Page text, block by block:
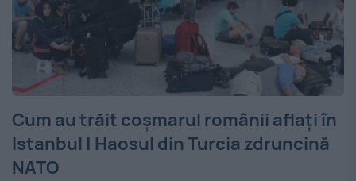
Cum au trăit coșmarul românii aflaţi în
Istanbul | Haosul din Turcia zdruncină
NATO